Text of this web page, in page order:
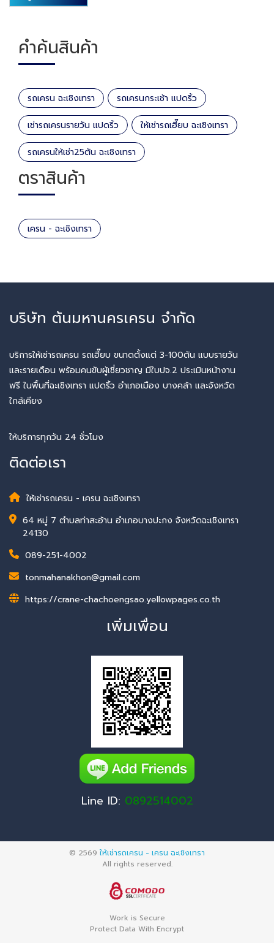
คำค้นสินค้า
รถเครน ฉะเชิงเทรา รถเครนกระเช้า แปดริ้ว
เช่ารถเครนรายวัน แปดริ้ว ให้เช่ารถเฮี๊ยบ ฉะเชิงเทรา
รถเครนให้เช่า25ตัน ฉะเชิงเทรา
ตราสินค้า
เครน - ฉะเชิงเทรา
บริษัท ต้นมหานครเครน จำกัด
บริการให้เช่ารถเครน รถเฮี๊ยบ ขนาดตั้งแต่ 3-100ตัน แบบรายวัน
และรายเดือน พร้อมคนขับผู้เชี่ยวชาญ มีใบปจ.2 ประเมินหน้างาน
ฟรี ในพื้นที่ฉะเชิงเทรา แปดริ้ว อำเภอเมือง บางคล้า และจังหวัด
ใกล้เคียง
ให้บริการทุกวัน 24 ชั่วโมง
ติดต่อเรา
ให้เช่ารถเครน - เครน ฉะเชิงเทรา
64 หมู่ 7 ตำบลท่าสะอ้าน อำเภอบางปะกง จังหวัดฉะเชิงเทรา
24130
089-251-4002
tonmahanakhon@gmail.com
https://crane-chachoengsao.yellowpages.co.th
เพิ่มเพื่อน
Line ID: 0892514002
© 2569 ให้เช่ารถเครน - เครน ฉะเชิงเทรา
All rights reserved.
Work is Secure
Protect Data With Encrypt